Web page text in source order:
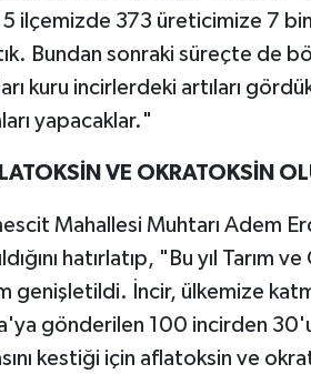
ilçemizde 373 üreticimize 7
Bundan sonraki süreçte de
kuru incirlerdeki artıları
yapacaklar."
VE OKRATOKSİN
Mahallesi Muhtarı Adem
hatırlatıp, "Bu yıl Tarım
genişletildi. İncir, ülkemize
gönderilen 100 incirden
kestiği için aflatoksin ve